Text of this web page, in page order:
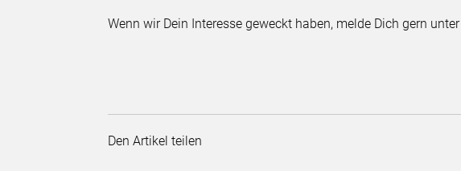
Wenn wir Dein Interesse geweckt haben, melde Dich gern unter
Den Artikel teilen